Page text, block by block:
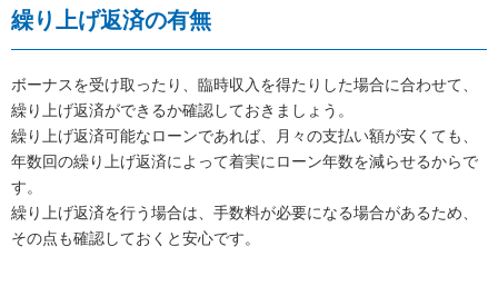
繰り上げ返済の有無
ボーナスを受け取ったり、臨時収入を得たりした場合に合わせて、
繰り上げ返済ができるか確認しておきましょう。
繰り上げ返済可能なローンであれば、月々の支払い額が安くても、
年数回の繰り上げ返済によって着実にローン年数を減らせるからで
す。
繰り上げ返済を行う場合は、手数料が必要になる場合があるため、
その点も確認しておくと安心です。